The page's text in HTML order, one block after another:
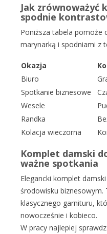
Jak zrównoważyć
spodnie
Poniższa tabela pomoże
marynarką i spodniami z
Okazja
Biuro
Spotkanie biznesowe
Wesele
Randka
Kolacja wieczorna
Komplet damski
ważne spotkania
Elegancki komplet
środowisku biznesowym.
klasycznego garnituru,
nowocześnie i kobieco.
W pracy najlepiej